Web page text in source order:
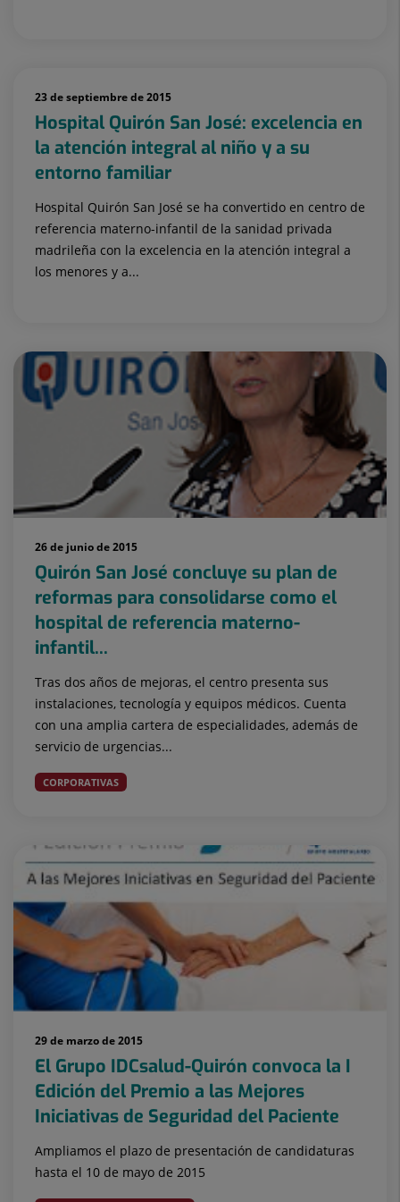
23 de septiembre de 2015
Hospital Quirón San José: excelencia en
la atención integral al niño y a su
entorno familiar
Hospital Quirón San José se ha convertido en centro de
referencia materno-infantil de la sanidad privada
madrileña con la excelencia en la atención integral a
los menores y a...
26 de junio de 2015
Quirón San José concluye su plan de
reformas para consolidarse como el
hospital de referencia materno-
infantil...
Tras dos años de mejoras, el centro presenta sus
instalaciones, tecnología y equipos médicos. Cuenta
con una amplia cartera de especialidades, además de
servicio de urgencias...
CORPORATIVAS
29 de marzo de 2015
El Grupo IDCsalud-Quirón convoca la I
Edición del Premio a las Mejores
Iniciativas de Seguridad del Paciente
Ampliamos el plazo de presentación de candidaturas
hasta el 10 de mayo de 2015